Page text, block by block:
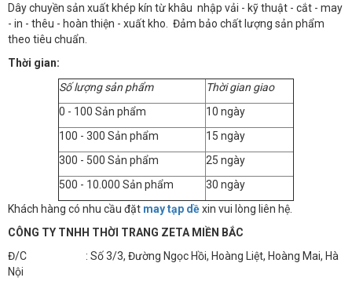
Dây chuyền sản xuất khép kín từ khâu nhập vải - kỹ thuật - cắt - may
- in - thêu - hoàn thiện - xuất kho. Đảm bảo chất lượng sản phẩm
theo tiêu chuẩn.
Thời gian:
Số lượng sản phẩm
Thời gian giao
0 - 100 Sản phẩm
10 ngày
100 - 300 Sản phẩm
15 ngày
300 - 500 Sản phẩm
25 ngày
500 - 10.000 Sản phẩm
30 ngày
Khách hàng có nhu cầu đặt may tạp dềxin vui lòng liên hệ.
CÔNG TY TNHH THỜI TRANG ZETA MIỀN BẮC
Đ/C : Số 3/3, Đường Ngọc Hồi, Hoàng Liệt, Hoàng Mai, Hà
Nội